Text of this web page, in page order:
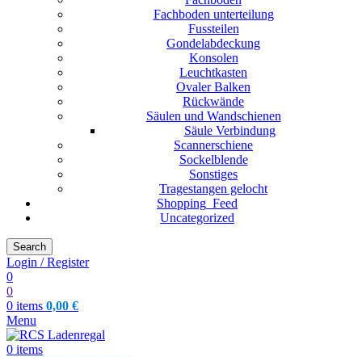
Fachboden unterteilung
Fussteilen
Gondelabdeckung
Konsolen
Leuchtkasten
Ovaler Balken
Rückwände
Säulen und Wandschienen
Säule Verbindung
Scannerschiene
Sockelblende
Sonstiges
Tragestangen gelocht
Shopping_Feed
Uncategorized
Search
Login / Register
0
0
0 items 0,00 €
Menu
0 items